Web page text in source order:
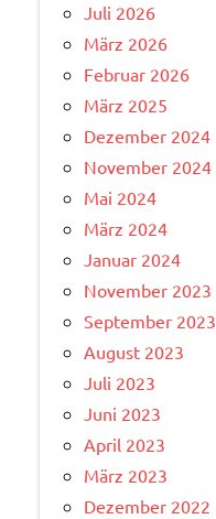
Juli 2026
März 2026
Februar 2026
März 2025
Dezember 2024
November 2024
Mai 2024
März 2024
Januar 2024
November 2023
September 2023
August 2023
Juli 2023
Juni 2023
April 2023
März 2023
Dezember 2022